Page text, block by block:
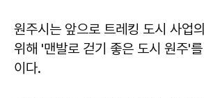
원주시는 앞으로 트레킹 도시 사업
위해 '맨발로 걷기 좋은 도시 원주'
이다.